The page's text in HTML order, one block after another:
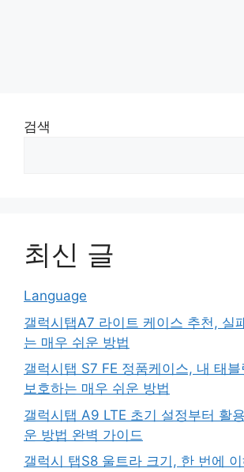
검색
최신 글
Language
갤럭시탭A7 라이트 케이스 추천, 실
는 매우 쉬운 방법
갤럭시탭 S7 FE 정품케이스, 내 태블
보호하는 매우 쉬운 방법
갤럭시탭 A9 LTE 초기 설정부터 활
운 방법 완벽 가이드
갤럭시 탭S8 울트라 크기, 한 번에